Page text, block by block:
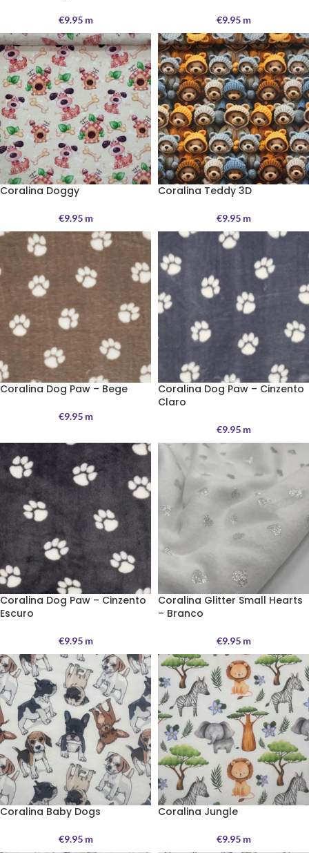
€9.95m €9.95m
Coralina Doggy
€9.95m
Coralina Teddy 3D
€9.95m
Coralina Dog Paw – Bege
€9.95m
Coralina Dog Paw – Cinzento
Claro
€9.95m
Coralina Dog Paw – Cinzento
Escuro
€9.95m
Coralina Glitter Small Hearts
– Branco
€9.95m
Coralina Baby Dogs
€9.95m
Coralina Jungle
€9.95m